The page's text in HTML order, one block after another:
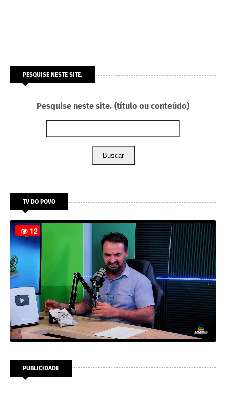
PESQUISE NESTE SITE.
Pesquise neste site. (título ou conteúdo)
Buscar
TV DO POVO
PUBLICIDADE